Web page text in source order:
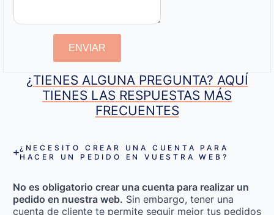
ENVIAR
¿TIENES ALGUNA PREGUNTA? AQUÍ
TIENES LAS RESPUESTAS MÁS
FRECUENTES
¿NECESITO CREAR UNA CUENTA PARA
HACER UN PEDIDO EN VUESTRA WEB?
No es obligatorio crear una cuenta para realizar un
pedido en nuestra web. Sin embargo, tener una
cuenta de cliente te permite seguir mejor tus pedidos